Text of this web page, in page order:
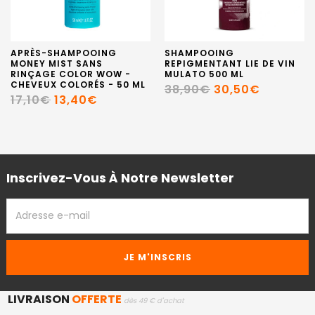
APRÈS-SHAMPOOING
MONEY MIST SANS
RINÇAGE COLOR WOW -
CHEVEUX COLORÉS - 50 ML
17,10€ 13,40€
SHAMPOOING
REPIGMENTANT LIE DE VIN
MULATO 500 ML
38,90€ 30,50€
Inscrivez-Vous À Notre Newsletter
EMAIL
LIVRAISON OFFERTE dès 49 € d'achat